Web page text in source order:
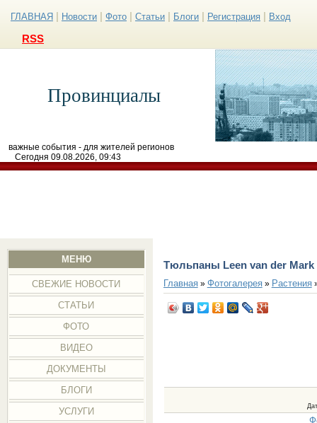
ГЛАВНАЯ Новости Фото Статьи Блоги Регистрация Вход
RSS
Провинциалы
важные события - для жителей регионов
Сегодня 09.08.2026, 09:43
МЕНЮ
СВЕЖИЕ НОВОСТИ
СТАТЬИ
ФОТО
ВИДЕО
ДОКУМЕНТЫ
БЛОГИ
УСЛУГИ
Тюльпаны Leen van der Mark
Главная» Фотогалерея» Растения